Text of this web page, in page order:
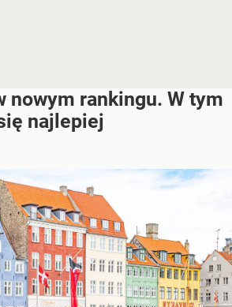
nowym rankingu. W tym
najlepiej